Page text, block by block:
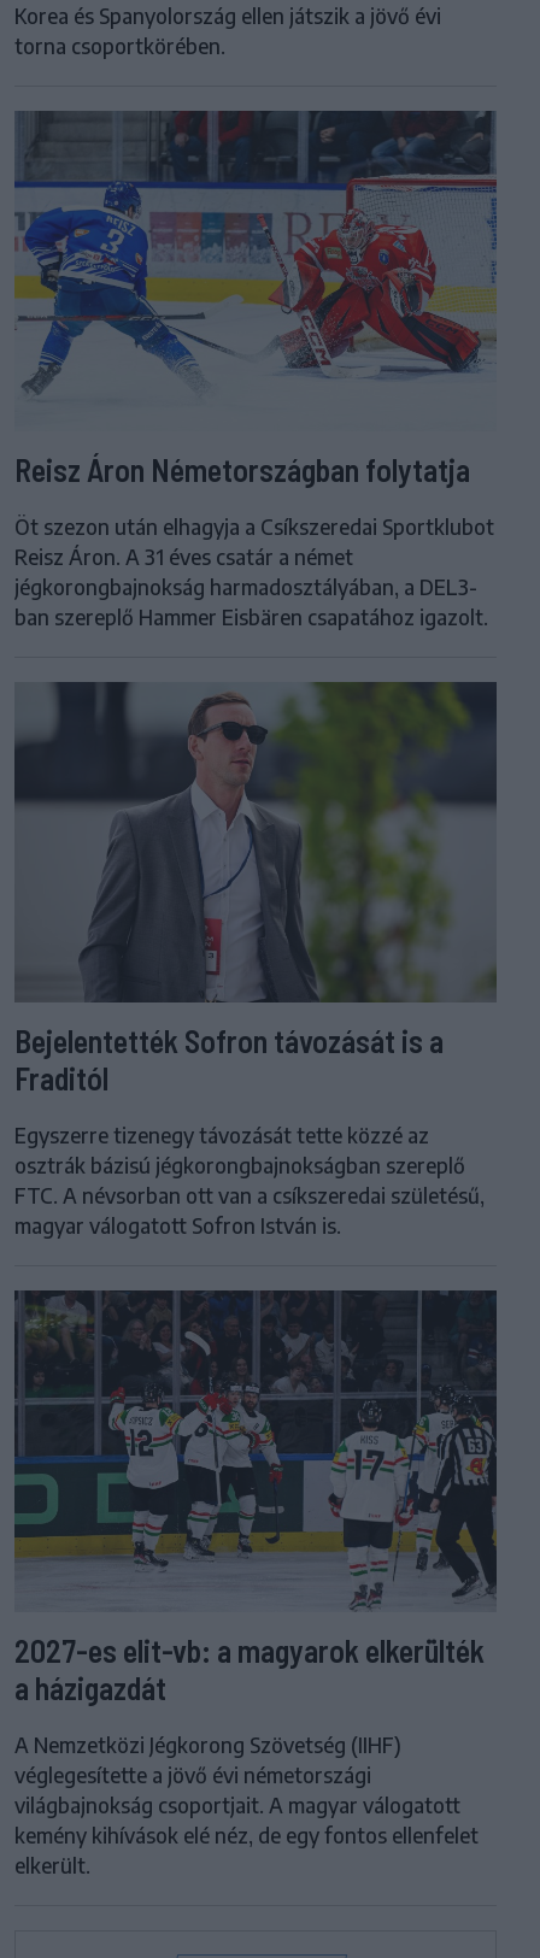
Korea és Spanyolország ellen játszik a jövő évi
torna csoportkörében.
Reisz Áron Németországban folytatja
Öt szezon után elhagyja a Csíkszeredai Sportklubot
Reisz Áron. A 31 éves csatár a német
jégkorongbajnokság harmadosztályában, a DEL3-
ban szereplő Hammer Eisbären csapatához igazolt.
Bejelentették Sofron távozását is a
Fraditól
Egyszerre tizenegy távozását tette közzé az
osztrák bázisú jégkorongbajnokságban szereplő
FTC. A névsorban ott van a csíkszeredai születésű,
magyar válogatott Sofron István is.
2027-es elit-vb: a magyarok elkerülték
a házigazdát
A Nemzetközi Jégkorong Szövetség (IIHF)
véglegesítette a jövő évi németországi
világbajnokság csoportjait. A magyar válogatott
kemény kihívások elé néz, de egy fontos ellenfelet
elkerült.